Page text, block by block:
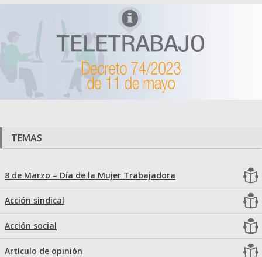
TEMAS
8 de Marzo – Día de la Mujer Trabajadora
Acción sindical
Acción social
Artículo de opinión